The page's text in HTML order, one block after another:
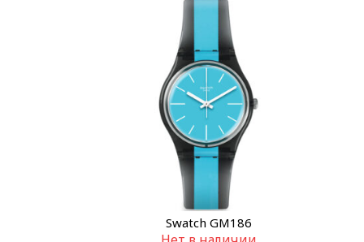
Swatch GM186